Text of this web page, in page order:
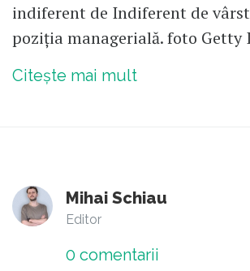
indiferent de Indiferent de
poziția managerială. foto Getty
Citește mai mult
Mihai Schiau
Editor
0 comentarii